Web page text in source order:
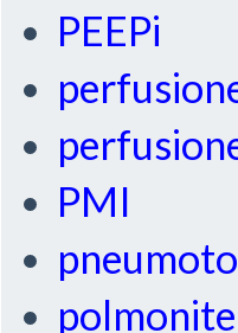
PEEPi
PMI
polmonite